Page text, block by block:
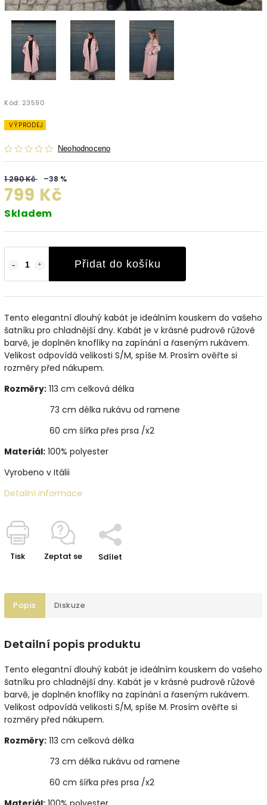
Kód: 23590
VÝPRODEJ
Neohodnoceno
1 290 Kč –38 %
799 Kč
Skladem
Přidat do košíku
Tento elegantní dlouhý kabát je ideálním kouskem do vašeho
šatníku pro chladnější dny. Kabát je v krásné pudrově růžové
barvě, je doplněn knoflíky na zapínání a řaseným rukávem.
Velikost odpovídá velikosti S/M, spíše M. Prosím ověřte si
rozměry před nákupem.
Rozměry: 113 cm celková délka
73 cm délka rukávu od ramene
60 cm šířka přes prsa /x2
Materiál: 100% polyester
Vyrobeno v Itálii
Detailní informace
Tisk Zeptat se Sdílet
Popis Diskuze
Detailní popis produktu
Tento elegantní dlouhý kabát je ideálním kouskem do vašeho
šatníku pro chladnější dny. Kabát je v krásné pudrově růžové
barvě, je doplněn knoflíky na zapínání a řaseným rukávem.
Velikost odpovídá velikosti S/M, spíše M. Prosím ověřte si
rozměry před nákupem.
Rozměry: 113 cm celková délka
73 cm délka rukávu od ramene
60 cm šířka přes prsa /x2